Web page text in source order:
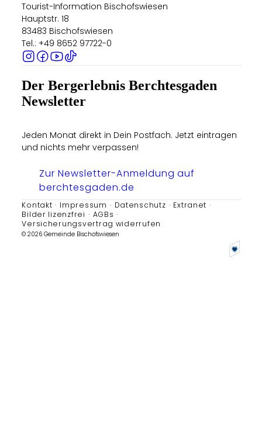
Tourist-Information Bischofswiesen
Hauptstr. 18
83483 Bischofswiesen
Tel.: +49 8652 97722-0
Der Bergerlebnis Berchtesgaden
Newsletter
Jeden Monat direkt in Dein Postfach. Jetzt eintragen
und nichts mehr verpassen!
Zur Newsletter-Anmeldung auf
berchtesgaden.de
Kontakt Impressum Datenschutz
Extranet
Bilder lizenzfrei
AGBs
Versicherungsvertrag widerrufen
© 2026 Gemeinde Bischofswiesen